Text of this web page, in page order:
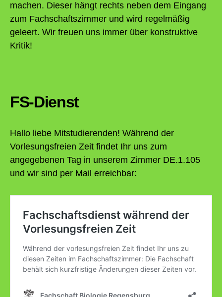
machen. Dieser hängt rechts neben dem Eingang
zum Fachschaftszimmer und wird regelmäßig
geleert. Wir freuen uns immer über konstruktive
Kritik!
FS-Dienst
Hallo liebe Mitstudierenden! Während der
Vorlesungsfreien Zeit findet Ihr uns zum
angegebenen Tag in unserem Zimmer DE.1.105
und wir sind per Mail erreichbar: